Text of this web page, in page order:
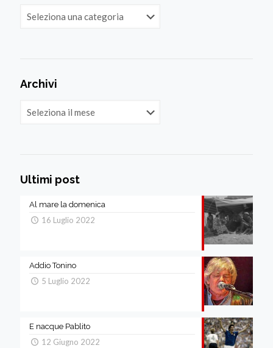
Archivi
Ultimi post
Al mare la domenica
16 Luglio 2022
Addio Tonino
5 Luglio 2022
E nacque Pablito
12 Giugno 2022